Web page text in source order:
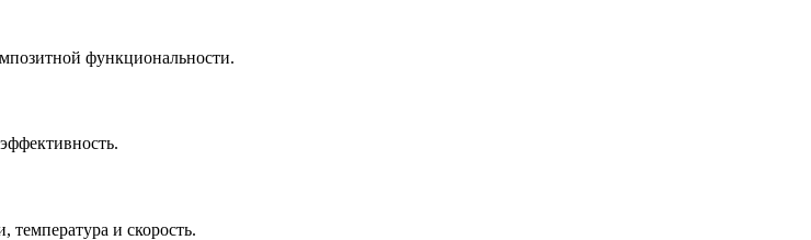
функциональности.
и скорость.